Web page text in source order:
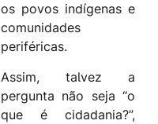
os povos indígenas e
comunidades
periféricas.
Assim, talvez a
pergunta não seja “o
que é cidadania?”,